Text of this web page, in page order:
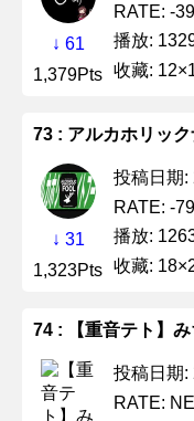
↓ 61
1,379Pts
RATE: -
播放:
收藏:
73 : アルカホリッ
↓ 31
1,323Pts
投稿日期:
RATE: -
播放:
收藏:
74 : 【重音テト】み
投稿日期:
RATE: